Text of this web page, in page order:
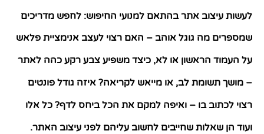
לעשות עיצוב אתר בהתאם למנועי החיפוש: לחפש מדריכים
שמספרים מה גוגל אוהב – האם רצוי לעצב אנימציית פלאש
על העמוד הראשון או לא, כיצד משפיע צבע רקע כהה לאתר
– מושך תשומת לב, או מייאש לקריאה? איזה גודל פונטים
רצוי לכתוב בו – ואיפה למקם את הכל ביחס לדף? כל אלו
ועוד הן שאלות שחייבים לחשוב עליהם לפני עיצוב האתר.